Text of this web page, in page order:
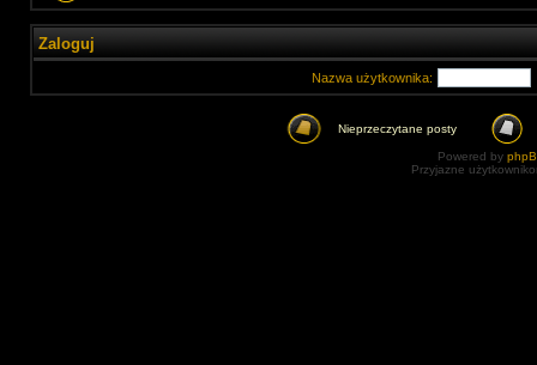
Zaloguj
Nazwa użytkownika:
Nieprzeczytane posty
Powered by
Przyjazne